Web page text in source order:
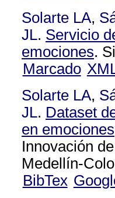
Solarte LA,
JL. Servicio
emociones.
Marcado
Solarte LA,
JL. Dataset
en emociones
Innovación
Medellín-
BibTex